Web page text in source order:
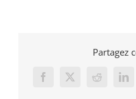
Partagez
Facebook
X Reddit